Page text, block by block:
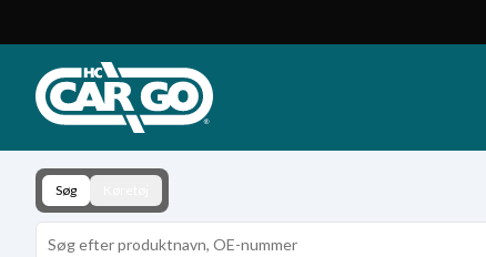
Download
Kontakt
Søg